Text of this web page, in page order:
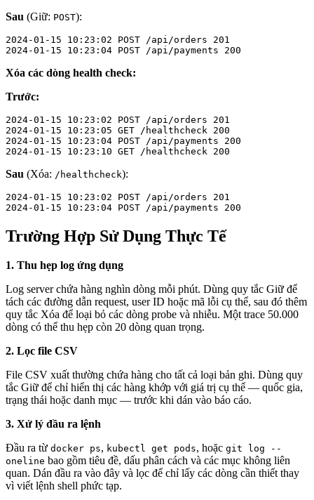
Sau (Giữ: POST):
2024-01-15 10:23:02 POST /api/orders 201
2024-01-15 10:23:04 POST /api/payments 200
Xóa các dòng health check:
Trước:
2024-01-15 10:23:02 POST /api/orders 201
2024-01-15 10:23:05 GET /healthcheck 200
2024-01-15 10:23:04 POST /api/payments 200
2024-01-15 10:23:10 GET /healthcheck 200
Sau (Xóa: /healthcheck):
2024-01-15 10:23:02 POST /api/orders 201
2024-01-15 10:23:04 POST /api/payments 200
Trường Hợp Sử Dụng Thực Tế
1. Thu hẹp log ứng dụng
Log server chứa hàng nghìn dòng mỗi phút. Dùng quy tắc Giữ để
tách các đường dẫn request, user ID hoặc mã lỗi cụ thể, sau đó thêm
quy tắc Xóa để loại bỏ các dòng probe và nhiễu. Một trace 50.000
dòng có thể thu hẹp còn 20 dòng quan trọng.
2. Lọc file CSV
File CSV xuất thường chứa hàng cho tất cả loại bản ghi. Dùng quy
tắc Giữ để chỉ hiển thị các hàng khớp với giá trị cụ thể — quốc gia,
trạng thái hoặc danh mục — trước khi dán vào báo cáo.
3. Xử lý đầu ra lệnh
Đầu ra từ docker ps, kubectl get pods, hoặc git log --
oneline bao gồm tiêu đề, dấu phân cách và các mục không liên
quan. Dán đầu ra vào đây và lọc để chỉ lấy các dòng cần thiết thay
vì viết lệnh shell phức tạp.